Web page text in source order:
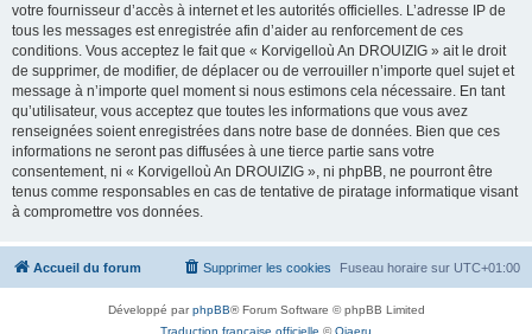
votre fournisseur d’accès à internet et les autorités officielles. L’adresse IP de
tous les messages est enregistrée afin d’aider au renforcement de ces
conditions. Vous acceptez le fait que « Korvigelloù An DROUIZIG » ait le droit
de supprimer, de modifier, de déplacer ou de verrouiller n’importe quel sujet et
message à n’importe quel moment si nous estimons cela nécessaire. En tant
qu’utilisateur, vous acceptez que toutes les informations que vous avez
renseignées soient enregistrées dans notre base de données. Bien que ces
informations ne seront pas diffusées à une tierce partie sans votre
consentement, ni « Korvigelloù An DROUIZIG », ni phpBB, ne pourront être
tenus comme responsables en cas de tentative de piratage informatique visant
à compromettre vos données.
Accueil du forum Fuseau horaire sur UTC+01:00
Supprimer les cookies
Développé parphpBB® Forum Software © phpBB Limited
Traduction française officielle ©Qiaeru